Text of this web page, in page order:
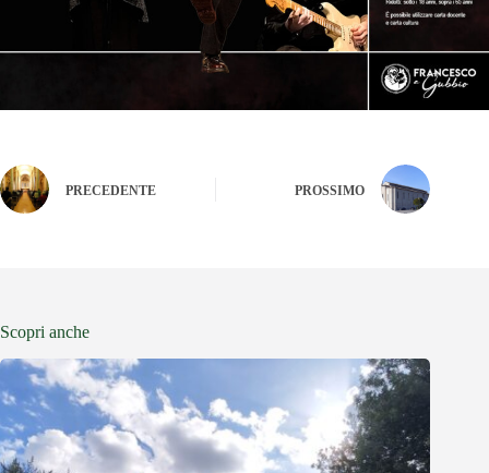
PRECEDENTE PROSSIMO
Scopri anche